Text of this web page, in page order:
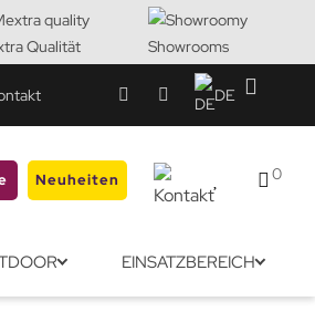
Qualität Showrooms
DE
Neuheiten 0
EINSATZBEREICH